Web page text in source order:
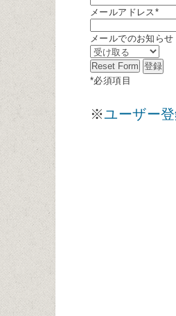
メールアドレス*
メールでのお知らせ
*必須項目
※ユーザー